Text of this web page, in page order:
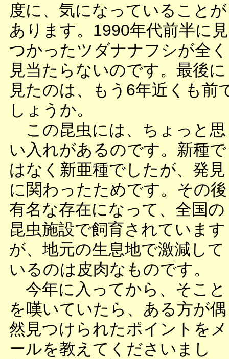
度に、気になっていることが
あります。1990年代前半に見
つかったツダナナフシが全く
見当たらないのです。最後に
見たのは、もう6年近くも前
しょうか。
この昆虫には、ちょっと思
い入れがあるのです。新種で
はなく新亜種でしたが、発見
に関わったためです。その後
有名な存在になって、全国の
昆虫施設で飼育されています
が、地元の生息地で激減して
いるのは皮肉なものです。
今年に入ってから、そこと
を嘆いていたら、ある方が偶
然見つけられたポイントをメ
ールを教えてくださいまし